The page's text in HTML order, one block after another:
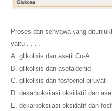
Proses dan senyawa yang
yaitu . . . .
A. glikolisis dan asetil Co-A
B. glikolisis dan asetaldehid
C. glikolisis dan fosfoenol piruvat
D. dekarboksilasi oksidatif dan
E. dekarboksilasi oksidatif dan